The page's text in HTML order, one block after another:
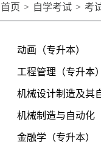
首页 > 自学考试 > 考
动画（专升本）
工程管理（专升本
机械设计制造及其
机械制造与自动化
金融学（专升本）